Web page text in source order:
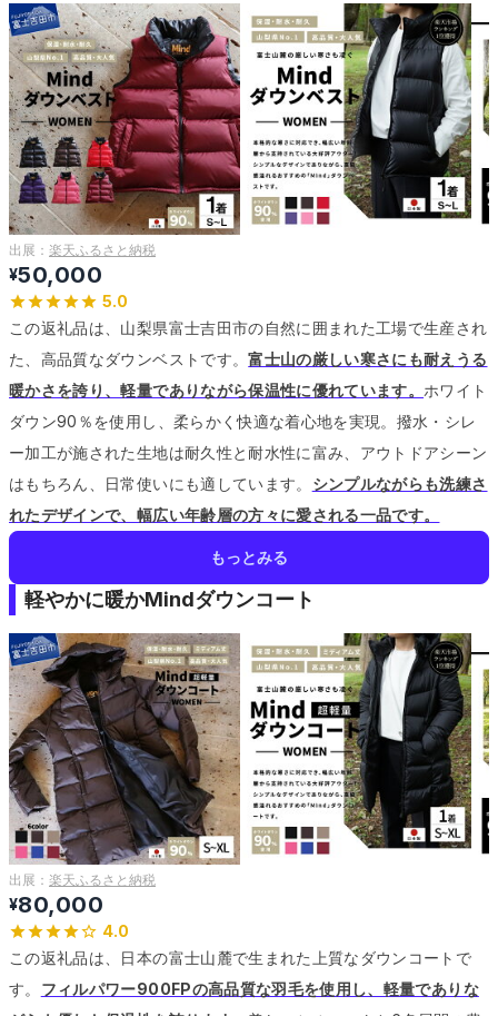
出展： 楽天ふるさと納税
¥50,000
5.0
この返礼品は、山梨県富士吉田市の自然に囲まれた工場で生産され
た、高品質なダウンベストです。富士山の厳しい寒さにも耐えうる
暖かさを誇り、軽量でありながら保温性に優れています。 ホワイト
ダウン90％を使用し、柔らかく快適な着心地を実現。 撥水・シレ
ー加工が施された生地は耐久性と耐水性に富み、アウトドアシーン
はもちろん、日常使いにも適しています。 シンプルながらも洗練さ
れたデザインで、幅広い年齢層の方々に愛される一品です。
もっとみる
軽やかに暖かMindダウンコート
出展： 楽天ふるさと納税
¥80,000
4.0
この返礼品は、日本の富士山麓で生まれた上質なダウンコートで
す。 フィルパワー900FPの高品質な羽毛を使用し、軽量でありな